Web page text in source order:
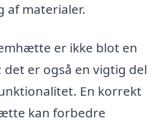
af materialer.
er ikke blot en
er også en vigtig del
En korrekt
kan forbedre